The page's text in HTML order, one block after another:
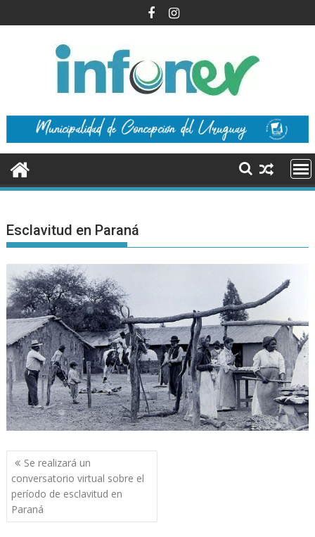
al
Esclavitud en Paraná
Navegación
de
entradas
Se realizará un
conversatorio virtual sobre el
período de esclavitud en
Paraná